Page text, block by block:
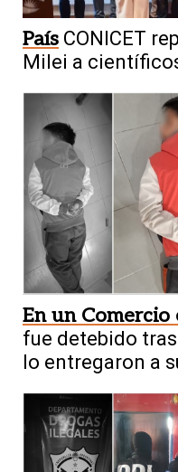
País CONICET
Milei a
En un Comercio
fue detebido
lo entregaron a